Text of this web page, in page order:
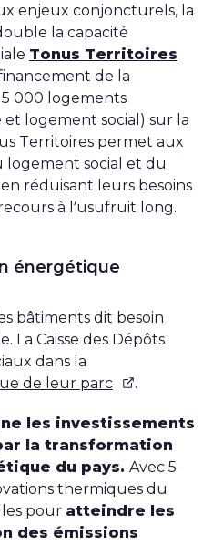
enjeux conjoncturels, la
la capacité
Tonus Territoires
de la
000 logements
logement social) sur la
Territoires permet aux
logement social et du
réduisant leurs besoins
à l’usufruit long.
énergétique
bâtiments dit besoin
La Caisse des Dépôts
dans la
de leur parc
.
les investissements
la transformation
du pays. Avec 5
thermiques du
pour atteindre les
des émissions